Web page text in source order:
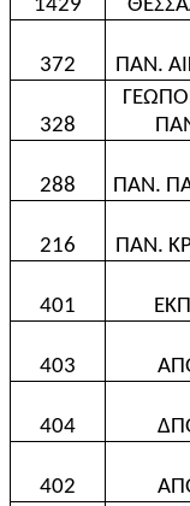
1429
372 ΠΑΝ.
328
288 ΠΑΝ.
216 ΠΑΝ.
401
403
404
402